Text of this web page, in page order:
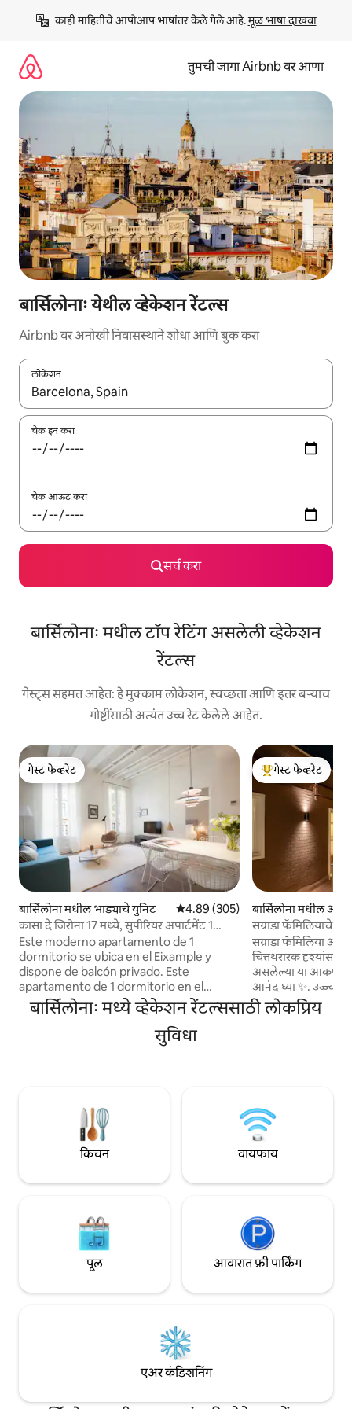
काही माहितीचे आपोआप भाषांतर केले गेले आहे. मूळ भाषा दाखवा
तुमची जागा Airbnb वर आणा
बार्सिलोनाः येथील व्हेकेशन रेंटल्स
Airbnb वर अनोखी निवासस्थाने शोधा आणि बुक करा
लोकेशन
जेव्हा परिणाम उपलब्ध असतील, तेव्हा वरच्या आणि खाली बाणांच्या किजसह
चेक इन करा
चेक आऊट करा
सर्च करा
बार्सिलोनाः मधील टॉप रेटिंग असलेली व्हेकेशन
रेंटल्स
गेस्ट्स सहमत आहेत: हे मुक्काम लोकेशन, स्वच्छता आणि इतर बऱ्याच
गोष्टींसाठी अत्यंत उच्च रेट केलेले आहेत.
गेस्ट फेव्हरेट
गेस्ट फेव्हरेट
बार्सिलोना मधील भाड्याचे युनिट 5 पैकी 4.89 सरासरी रेटिंग, 305 रिव्ह्यूज
4.89 (305)
कासा दे जिरोना 17 मध्ये, सुपीरियर अपार्टमेंट 1
बेडरूम...
Este moderno apartamento de 1
dormitorio se ubica en el Eixample y
dispone de balcón privado. Este
apartamento de 1 dormitorio en el
Eixample de Barcelona combina un
diseño moderno con detalles
acogedores, creando un espacio ideal
para relajarse y disfrutar de la ciudad.
amplia y luminosa, decorada en tonos
neutros y azules que aportan un toque
de frescura y calma. Un cómodo sofá y
una elegante butaca junto a la ventana
descansar, leer o disfrutar de una buena
natural y dan acceso al balcón privado,
desde donde se puede contemplar la
vida urbana de Barcelona. La cocina es
práctica y moderna, equipada con
electrodomésticos de alta gama en
un toque sofisticado. Incluye todo lo
necesario para preparar comidas, desde
una cafetera hasta una tostadora, y
dispone de una zona de almacenaje
dormitorio, decorado en estilo
टॉप गेस्ट फेव्हरेट
गेस्ट फेव्हरेट
बार्सिलोना मधील
सग्राडा फॅमिलियाचे
टेरेस
सग्राडा फॅमिलिया आणि
चित्तथरारक दृश्यांसह
असलेल्या या आकर्षक
आनंद घ्या ✨. उज्ज्वल, स्टाईलिश आणि विचारपूर्वक
डिझाइन केलेले, हे
सुविधा आणि स्टाईल
आरामात राहू शकतात.
बार्सिलोनाः मध्ये व्हेकेशन रेंटल्ससाठी लोकप्रिय
सुविधा
किचन वायफाय
पूल आवारात फ्री पार्किंग
एअर कंडिशनिंग